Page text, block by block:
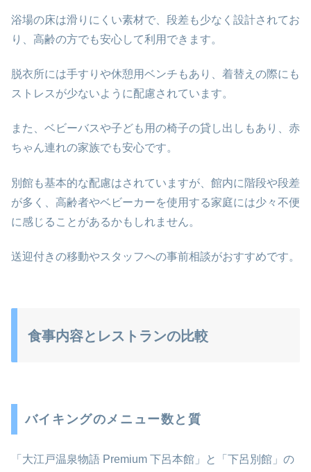
浴場の床は滑りにくい素材で、段差も少なく設計されてお
り、高齢の方でも安心して利用できます。
脱衣所には手すりや休憩用ベンチもあり、着替えの際にも
ストレスが少ないように配慮されています。
また、ベビーバスや子ども用の椅子の貸し出しもあり、赤
ちゃん連れの家族でも安心です。
別館も基本的な配慮はされていますが、館内に階段や段差
が多く、高齢者やベビーカーを使用する家庭には少々不便
に感じることがあるかもしれません。
送迎付きの移動やスタッフへの事前相談がおすすめです。
食事内容とレストランの比較
バイキングのメニュー数と質
「大江戸温泉物語 Premium 下呂本館」と「下呂別館」の